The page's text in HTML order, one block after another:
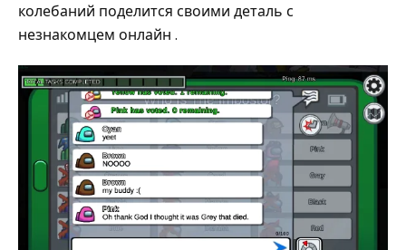
колебаний поделится своими деталь с
незнакомцем онлайн .